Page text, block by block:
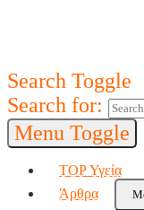
Search Toggle
Search for:
Menu Toggle
TOP Υγεία
Άρθρα